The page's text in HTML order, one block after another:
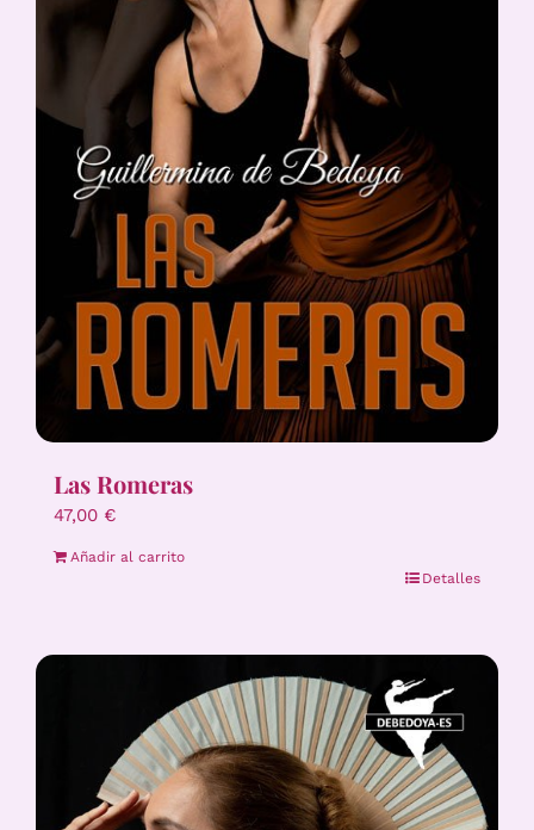
Las Romeras
47,00 €
Añadir al carrito
Detalles